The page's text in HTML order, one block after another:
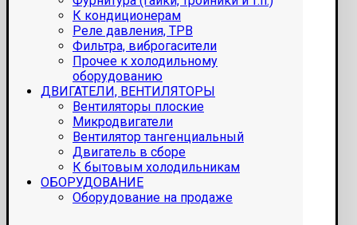
К кондиционерам
Реле давления, ТРВ
Фильтра, виброгасители
Прочее к холодильному
оборудованию
ДВИГАТЕЛИ, ВЕНТИЛЯТОРЫ
Вентиляторы плоские
Микродвигатели
Вентилятор тангенциальный
Двигатель в сборе
К бытовым холодильникам
ОБОРУДОВАНИЕ
Оборудование на продаже